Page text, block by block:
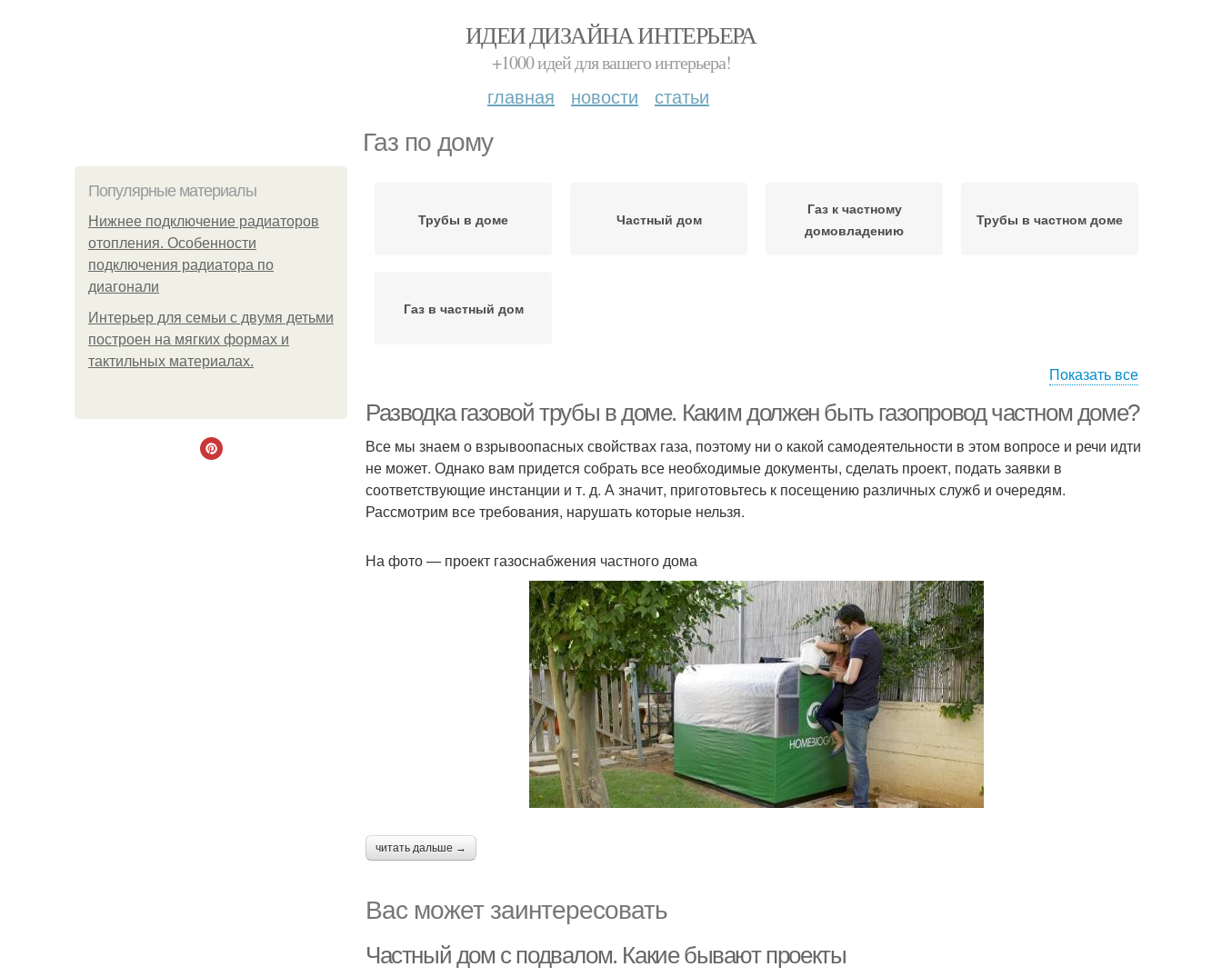
ИДЕИ ДИЗАЙНА ИНТЕРЬЕРА
+1000 идей для вашего интерьера!
главная новости статьи
Газ по дому
Популярные материалы
Нижнее подключение радиаторов
отопления. Особенности
подключения радиатора по
диагонали
Интерьер для семьи с двумя детьми
построен на мягких формах и
тактильных материалах.
Трубы в доме Частный дом
Газ к частному
домовладению
Трубы в частном доме
Газ в частный дом
Показать все
Разводка газовой трубы в доме. Каким должен быть газопровод частном доме?
Все мы знаем о взрывоопасных свойствах газа, поэтому ни о какой самодеятельности в этом вопросе и речи идти
не может. Однако вам придется собрать все необходимые документы, сделать проект, подать заявки в
соответствующие инстанции и т. д. А значит, приготовьтесь к посещению различных служб и очередям.
Рассмотрим все требования, нарушать которые нельзя.
На фото — проект газоснабжения частного дома
читать дальше →
Вас может заинтересовать
Частный дом с подвалом. Какие бывают проекты